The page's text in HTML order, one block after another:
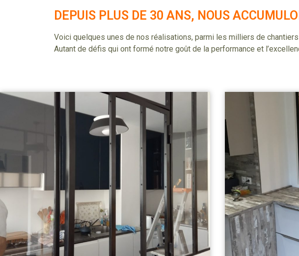
DEPUIS PLUS DE 30 ANS, NOUS
Voici quelques unes de nos réalisations, parmi les milliers de
Autant de défis qui ont formé notre goût de la performance et